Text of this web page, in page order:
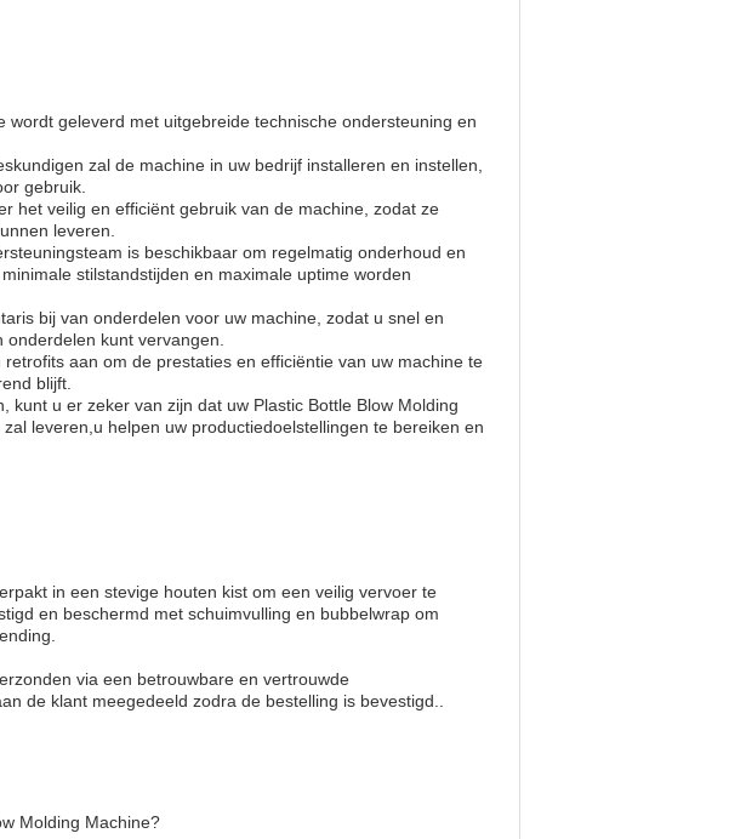
wordt geleverd met uitgebreide technische ondersteuning en
zal de machine in uw bedrijf installeren en instellen,
gebruik.
het veilig en efficiënt gebruik van de machine, zodat ze
leveren.
is beschikbaar om regelmatig onderhoud en
stilstandstijden en maximale uptime worden
bij van onderdelen voor uw machine, zodat u snel en
kunt vervangen.
aan om de prestaties en efficiëntie van uw machine te
blijft.
kunt u er zeker van zijn dat uw Plastic Bottle Blow Molding
leveren,u helpen uw productiedoelstellingen te bereiken en
in een stevige houten kist om een veilig vervoer te
en beschermd met schuimvulling en bubbelwrap om
via een betrouwbare en vertrouwde
de klant meegedeeld zodra de bestelling is bevestigd..
Molding Machine?